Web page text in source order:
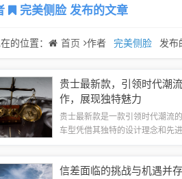
完美侧脸发布的文章
的位置： 首页 作者 完美侧脸 发布
贵士最新款，引领时代潮
作，展现独特魅力
贵士最新款是一款引领时代潮流
车型凭借其独特的设计理念和先
设计还是内饰配置，都彰显了其
信差面临的挑战与机遇并